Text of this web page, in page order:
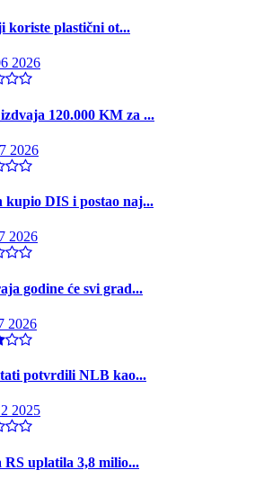
koriste plastični ot...
2026
120.000 KM za ...
2026
kupio DIS i postao naj...
2026
godine će svi grad...
2026
potvrdili NLB kao...
2025
RS uplatila 3,8 milio...